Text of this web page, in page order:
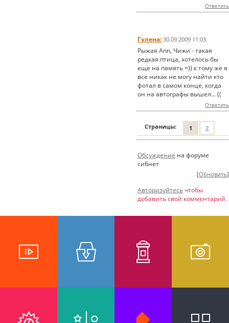
Ответить
Гулена: 30.09.2009 11:03
Рыжая Ann, Чижи - такая
редкая птица, хотелось бы
еще на память =)) к тому же я
все никак не могу найти кто
фотал в самом конце, когда
он на автографы вышел... ((
Ответить
Страницы: 1 2
Обсуждение на форуме
сибнет
[Обновить]
Авторизуйтесь чтобы
добавить свой комментарий.